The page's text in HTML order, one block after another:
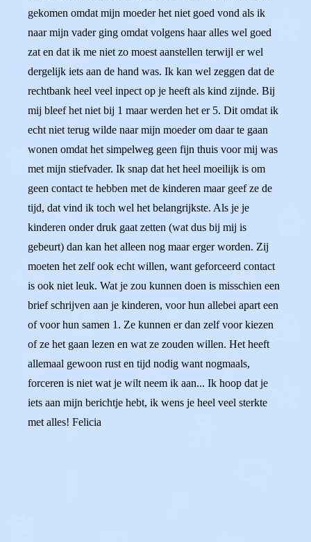
gekomen omdat mijn moeder het niet goed vond als ik
naar mijn vader ging omdat volgens haar alles wel goed
zat en dat ik me niet zo moest aanstellen terwijl er wel
dergelijk iets aan de hand was. Ik kan wel zeggen dat de
rechtbank heel veel inpect op je heeft als kind zijnde. Bij
mij bleef het niet bij 1 maar werden het er 5. Dit omdat ik
echt niet terug wilde naar mijn moeder om daar te gaan
wonen omdat het simpelweg geen fijn thuis voor mij was
met mijn stiefvader. Ik snap dat het heel moeilijk is om
geen contact te hebben met de kinderen maar geef ze de
tijd, dat vind ik toch wel het belangrijkste. Als je je
kinderen onder druk gaat zetten (wat dus bij mij is
gebeurt) dan kan het alleen nog maar erger worden. Zij
moeten het zelf ook echt willen, want geforceerd contact
is ook niet leuk. Wat je zou kunnen doen is misschien een
brief schrijven aan je kinderen, voor hun allebei apart een
of voor hun samen 1. Ze kunnen er dan zelf voor kiezen
of ze het gaan lezen en wat ze zouden willen. Het heeft
allemaal gewoon rust en tijd nodig want nogmaals,
forceren is niet wat je wilt neem ik aan... Ik hoop dat je
iets aan mijn berichtje hebt, ik wens je heel veel sterkte
met alles! Felicia